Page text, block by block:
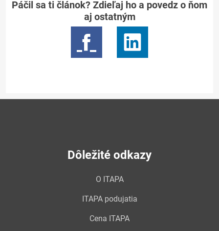
Páčil sa ti článok? Zdieľaj ho a povedz o ňom
aj ostatným
Dôležité odkazy
O ITAPA
ITAPA podujatia
Cena ITAPA